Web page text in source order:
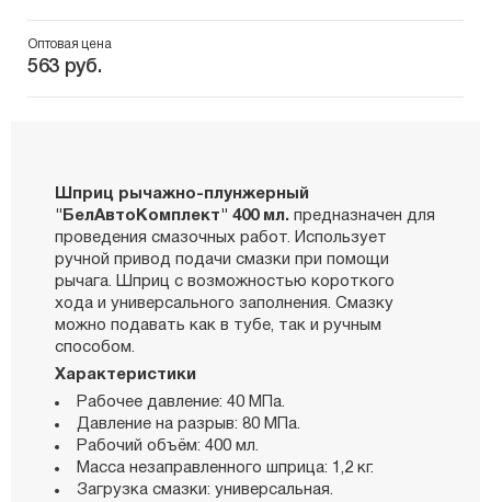
Оптовая цена
563 руб.
Шприц рычажно-плунжерный
"БелАвтоКомплект" 400 мл. предназначен для
проведения смазочных работ. Использует
ручной привод подачи смазки при помощи
рычага. Шприц с возможностью короткого
хода и универсального заполнения. Смазку
можно подавать как в тубе, так и ручным
способом.
Характеристики
Рабочее давление: 40 МПа.
Давление на разрыв: 80 МПа.
Рабочий объём: 400 мл.
Масса незаправленного шприца: 1,2 кг.
Загрузка смазки: универсальная.